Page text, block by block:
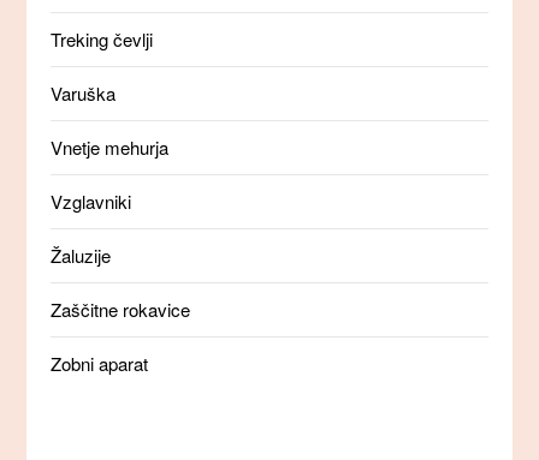
Treking čevlji
Varuška
Vnetje mehurja
Vzglavniki
Žaluzije
Zaščitne rokavice
Zobni aparat